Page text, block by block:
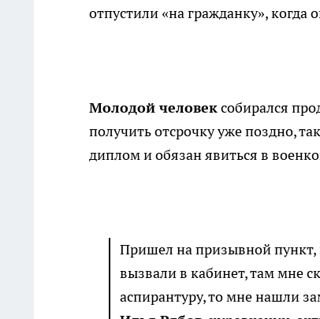
отпустили «на гражданку», когда
Молодой человексобирался
получить отсрочку уже поздно,
диплом и обязан явиться в
Пришел на призывной пункт,
вызвали в кабинет, там мне
аспирантуру, то мне нашли